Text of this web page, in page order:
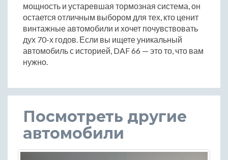
мощность и устаревшая тормозная система, он
остается отличным выбором для тех, кто ценит
винтажные автомобили и хочет почувствовать
дух 70-х годов. Если вы ищете уникальный
автомобиль с историей, DAF 66 — это то, что вам
нужно.
Посмотреть другие
автомобили